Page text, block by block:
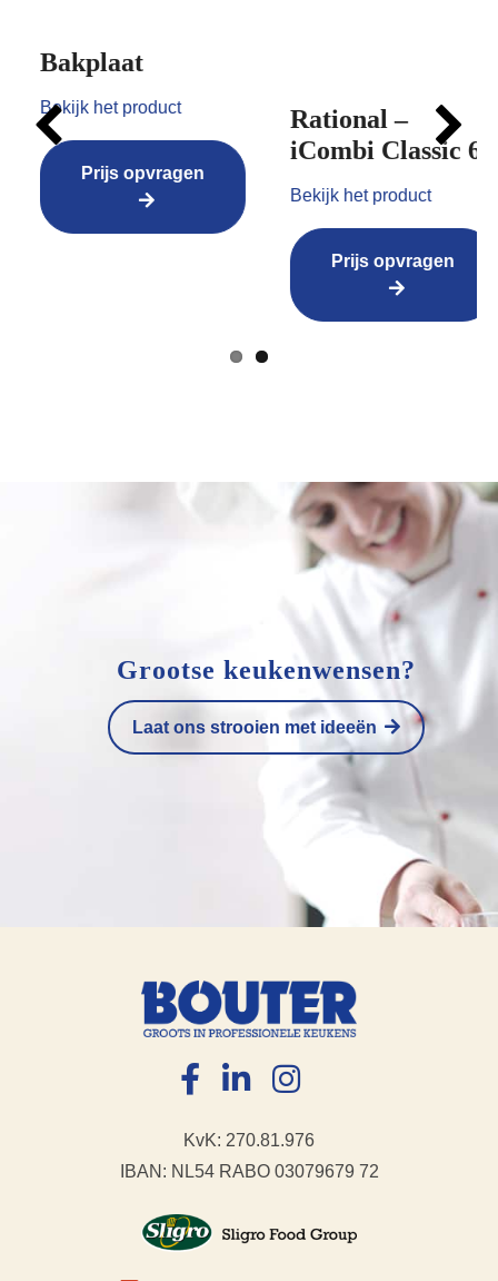
Bakplaat
Bekijk het product
Prijs opvragen
Rational –
iCombi Classic 61
Bekijk het product
Prijs opvragen
Previ
ous
Grootse keukenwensen?
Laat ons strooien met ideeën
KvK: 270.81.976
IBAN: NL54 RABO 03079679 72